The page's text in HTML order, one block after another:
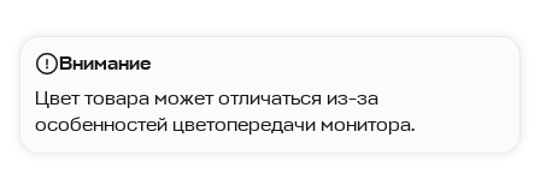
Внимание
Цвет товара может отличаться из-за
особенностей цветопередачи монитора.